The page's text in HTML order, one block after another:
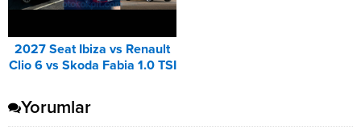
2027 Seat Ibiza vs Renault
Clio 6 vs Skoda Fabia 1.0 TSI
Yorumlar